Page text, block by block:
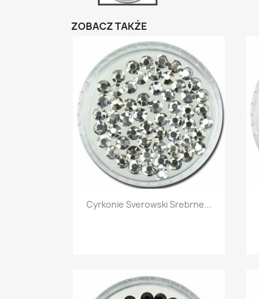
ZOBACZ TAKŻE
Szybki podgląd
Cyrkonie Sverowski Srebrne...